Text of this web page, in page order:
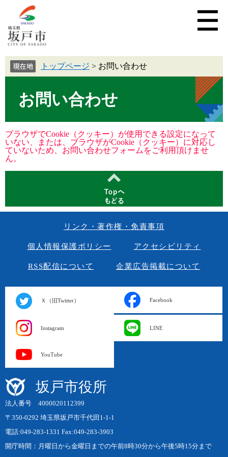
トップページ > お問い合わせ
お問い合わせ
ブラウザでCookie（クッキー）が使用できる設定になって
いない、または、ブラウザがCookie（クッキー）に対応し
ていないため、お問い合わせフォームをご利用頂けませ
ん。
リンク・著作権・免責事項
個人情報保護ポリシー アクセシビリティ
RSS配信について 企業広告掲載について
Ｘ（旧Twitter） Facebook
Instagram LINE
YouTube
坂戸市役所
法人番号 4000020112399
〒350-0292 埼玉県坂戸市千代田1-1-1
電話:049-283-1331 Fax:049-283-3903
開庁時間：月曜日から金曜日までの午前8時30分から午後5時15分まで